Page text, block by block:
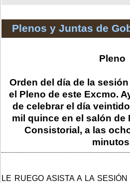
Plenos y Juntas de
Pleno
Orden del día de la
el Pleno de este Excmo.
de celebrar el día
mil quince en el salón de
Consistorial, a las
LE RUEGO ASISTA A LA